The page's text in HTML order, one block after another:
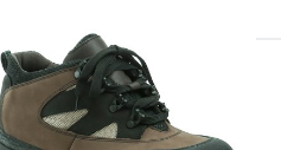
PRODUKTY